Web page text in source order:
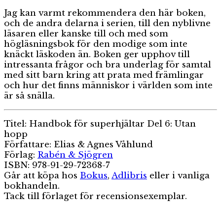
Jag kan varmt rekommendera den här boken,
och de andra delarna i serien, till den nyblivne
läsaren eller kanske till och med som
högläsningsbok för den modige som inte
knäckt läskoden än. Boken ger upphov till
intressanta frågor och bra underlag för samtal
med sitt barn kring att prata med främlingar
och hur det finns människor i världen som inte
är så snälla.
Titel: Handbok för superhjältar Del 6: Utan
hopp
Författare: Elias & Agnes Våhlund
Förlag: Rabén & Sjögren
ISBN: 978-91-29-72368-7
Går att köpa hos Bokus, Adlibris eller i vanliga
bokhandeln.
Tack till förlaget för recensionsexemplar.